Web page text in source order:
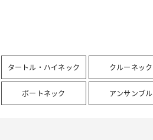
タートル・ハイネック クルーネック
ボートネック アンサンブル